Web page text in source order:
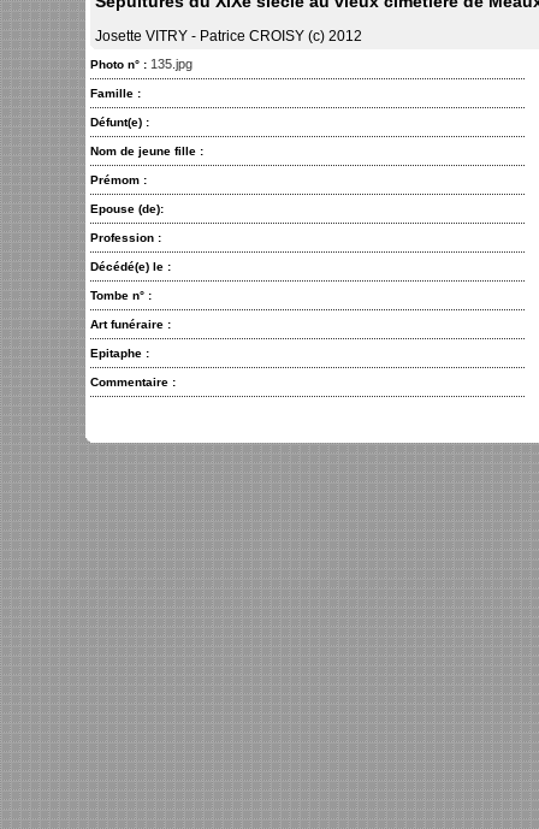
Josette VITRY - Patrice CROISY (c) 2012
Photo n° : 135.jpg
Famille :
Défunt(e) :
Nom de jeune fille :
Prémom :
Epouse (de):
Profession :
Décédé(e) le :
Tombe n° :
Art funéraire :
Epitaphe :
Commentaire :